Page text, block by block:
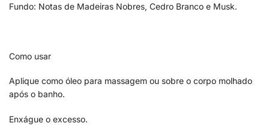
Fundo: Notas de Madeiras Nobres, Cedro Branco e Musk.
Como usar
Aplique como óleo para massagem ou sobre o corpo molhado
após o banho.
Enxágue o excesso.